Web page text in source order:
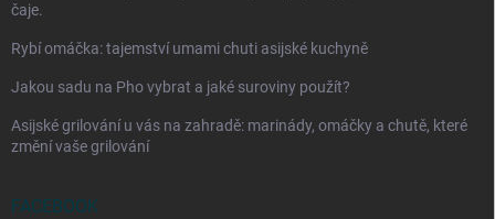
čaje.
Rybí omáčka: tajemství umami chuti asijské kuchyně
Jakou sadu na Pho vybrat a jaké suroviny použít?
Asijské grilování u vás na zahradě: marinády, omáčky a chutě, které
změní vaše grilování
FACEBOOK